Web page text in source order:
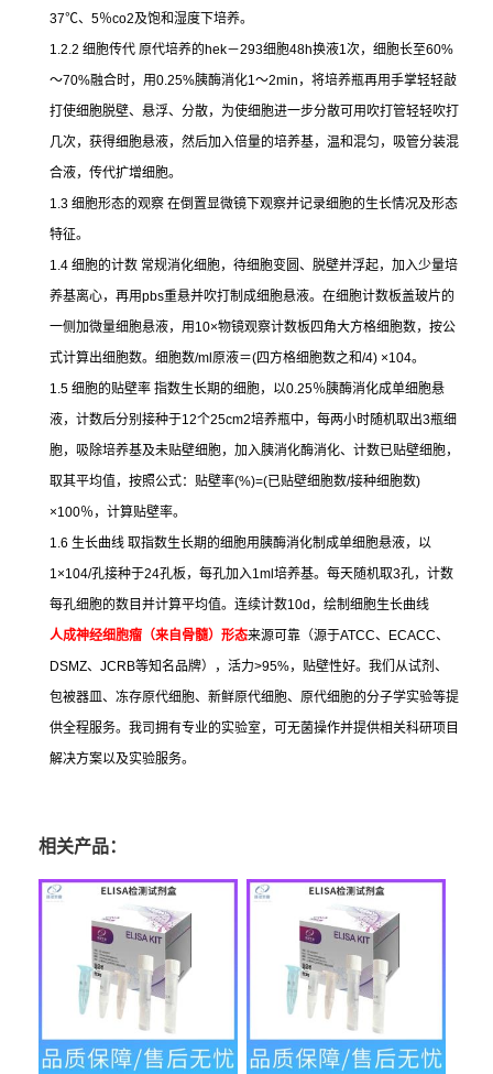
37℃、 5％co2及饱和湿度下培养。
1.2.2 细胞传代 原代培养的hek－293细胞48h换液1次，细胞长至60%
～70%融合时，用0.25%胰酶消化1～2min ，将培养瓶再用手掌轻轻敲
打使细胞脱壁、悬浮、分散，为使细胞进一步分散可用吹打管轻轻吹打
几次，获得细胞悬液，然后加入倍量的培养基，温和混匀，吸管分装混
合液，传代扩增细胞。
1.3 细胞形态的观察 在倒置显微镜下观察并记录细胞的生长情况及形态
特征。
1.4 细胞的计数 常规消化细胞，待细胞变圆、脱壁并浮起，加入少量培
养基离心，再用pbs重悬并吹打制成细胞悬液。在细胞计数板盖玻片的
一侧加微量细胞悬液，用 10×物镜观察计数板四角大方格细胞数，按公
式计算出细胞数。细胞数/ml 原液＝(四方格细胞数之和/4) ×104。
1.5 细胞的贴壁率 指数生长期的细胞，以0.25％胰酶消化成单细胞悬
液，计数后分别接种于12个25cm2培养瓶中，每两小时随机取出3瓶细
胞，吸除培养基及未贴壁细胞，加入胰消化酶消化、计数已贴壁细胞，
取其平均值，按照公式：贴壁率(%)=(已贴壁细胞数/接种细胞数)
×100％，计算贴壁率。
1.6 生长曲线 取指数生长期的细胞用胰酶消化制成单细胞悬液，以
1×104/孔接种于24孔板，每孔加入1ml 培养基。每天随机取3孔，计数
每孔细胞的数目并计算平均值。连续计数10d ，绘制细胞生长曲线
人成神经细胞瘤（来自骨髓）形态来源可靠（源于ATCC、 ECACC、
DSMZ、 JCRB等知名品牌），活力>95%，贴壁性好。我们从试剂、
包被器皿、冻存原代细胞、新鲜原代细胞、原代细胞的分子学实验等提
供全程服务。我司拥有专业的实验室，可无菌操作并提供相关科研项目
解决方案以及实验服务。
相关产品：